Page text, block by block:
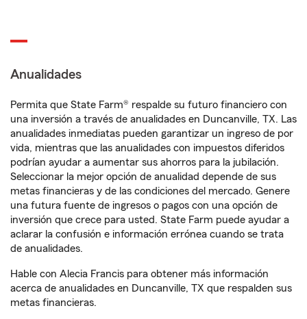
Anualidades
Permita que State Farm® respalde su futuro financiero con
una inversión a través de anualidades en Duncanville, TX. Las
anualidades inmediatas pueden garantizar un ingreso de por
vida, mientras que las anualidades con impuestos diferidos
podrían ayudar a aumentar sus ahorros para la jubilación.
Seleccionar la mejor opción de anualidad depende de sus
metas financieras y de las condiciones del mercado. Genere
una futura fuente de ingresos o pagos con una opción de
inversión que crece para usted. State Farm puede ayudar a
aclarar la confusión e información errónea cuando se trata
de anualidades.
Hable con Alecia Francis para obtener más información
acerca de anualidades en Duncanville, TX que respalden sus
metas financieras.